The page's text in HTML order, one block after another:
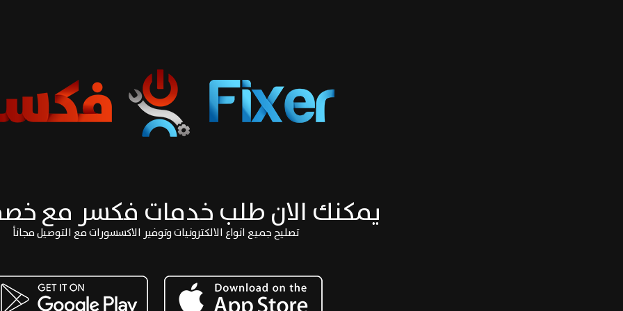
يمكنك الان طلب خدمات فكسر مع
تصليح جميع انواع الالكترونيات وتوفير الاكسسورات مع التوصيل مجاناً